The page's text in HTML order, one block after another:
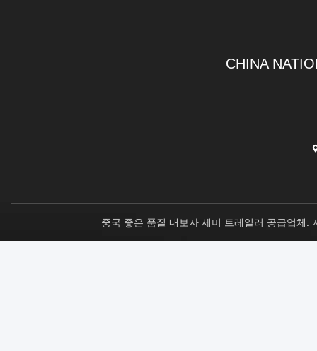
CHINA
중국 좋은 품질 내보자 세미 트레일러 공급업체